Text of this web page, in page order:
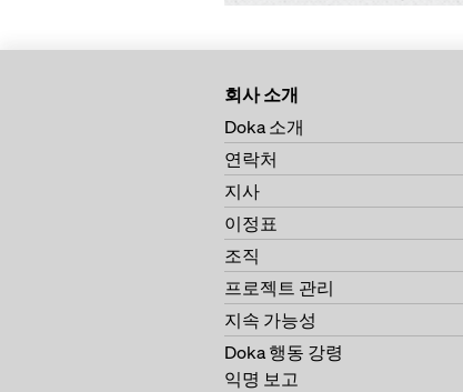
회사 소개
Doka 소개
연락처
지사
이정표
조직
프로젝트 관리
지속 가능성
Doka 행동 강령
익명 보고